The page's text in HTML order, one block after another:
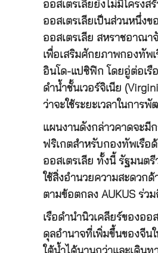
ออสเตรเลียยังไม่มีโครง
ออสเตรเลียเป็นส่วนหนึ่ง
ออสเตรเลีย สหราชอาณา
เพื่อเสริมศักยภาพกองทัพ
อินโด-แปซิฟิก โดยอู่ต่อเรื
ดำน้ำชั้นเวอร์จิเนีย
ว่าจะใช้ระยะเวลาในการ
แผนงานดังกล่าวคาดจะมี
ฟริเกตสำหรับกองทัพเรือ
ออสเตรเลีย ทั้งนี้ รัฐมนตรี
ใช้สิ่งอำนวยความสะดวก
ตามข้อตกลง AUKUS ร่ว
เรือดำนำนิวเคลียร์ของอ
ดุลอำนาจที่เพิ่มขึ้นของจีน